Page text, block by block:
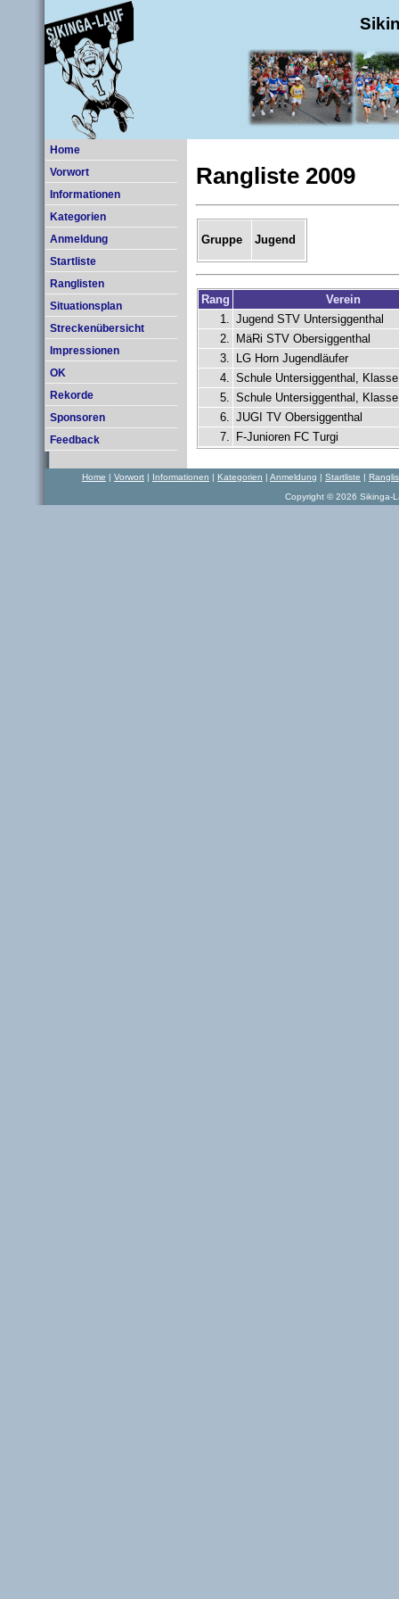
Home
Vorwort
Informationen
Kategorien
Anmeldung
Startliste
Ranglisten
Situationsplan
Streckenübersicht
Impressionen
OK
Rekorde
Sponsoren
Feedback
Rangliste 2009
Gruppe Jugend
Rang
Verein
1.
Jugend STV Untersiggenthal
2.
MäRi STV Obersiggenthal
3.
LG Horn Jugendläufer
4.
Schule Untersiggenthal,
5.
Schule Untersiggenthal,
6.
JUGI TV Obersiggenthal
7.
F-Junioren FC Turgi
Home Vorwort Informationen Kategorien Anmeldung Startliste
Copyright © 2026 Sikinga-